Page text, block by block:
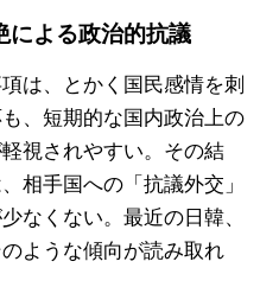
による政治的抗議
は、とかく国民感情を刺
、短期的な国内政治上の
視されやすい。その結
相手国への「抗議外交」
なくない。最近の日韓、
ような傾向が読み取れ